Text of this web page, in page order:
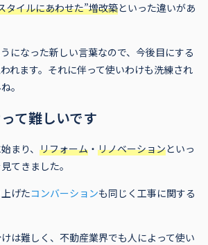
タイルにあわせた”増改築といった違いがあ
になった新しい言葉なので、今後目にする
れます。それに伴って使いわけも洗練され
。
て難しいです
まり、 リフォーム ・ リノベーションといっ
てきました。
げたコンバーションも同じく工事に関する
は難しく、不動産業界でも人によって使い